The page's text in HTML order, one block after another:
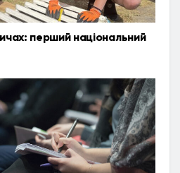
перший національний